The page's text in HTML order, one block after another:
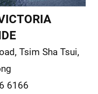
Tsim Sha Tsui,
6166